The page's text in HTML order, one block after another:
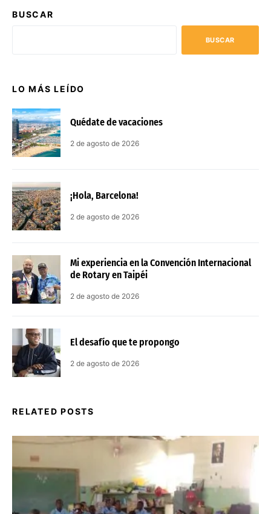
BUSCAR
BUSCAR
LO MÁS LEÍDO
Quédate de vacaciones
2 de agosto de 2026
¡Hola, Barcelona!
2 de agosto de 2026
Mi experiencia en la Convención Internacional
de Rotary en Taipéi
2 de agosto de 2026
El desafío que te propongo
2 de agosto de 2026
RELATED POSTS